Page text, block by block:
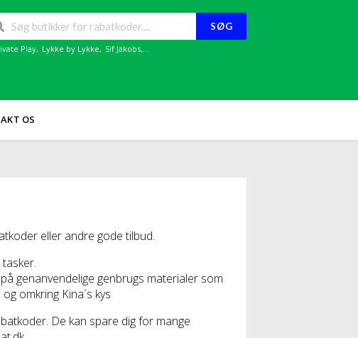
SØG
Play, Lykke by Lykke, Sif Jakobs,...
OS
eller andre gode tilbud.
genanvendelige genbrugs materialer som
omkring Kina´s kys
De kan spare dig for mange